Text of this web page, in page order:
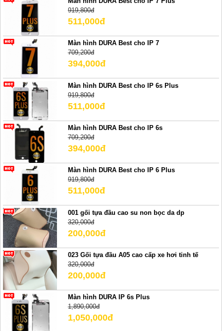
919,800đ
511,000đ
Màn hình DURA Best cho IP 7
709,200đ
394,000đ
Màn hình DURA Best cho IP 6s Plus
919,800đ
511,000đ
Màn hình DURA Best cho IP 6s
709,200đ
394,000đ
Màn hình DURA Best cho IP 6 Plus
919,800đ
511,000đ
001 gối tựa đầu cao su non bọc da dp
320,000đ
200,000đ
023 Gối tựa đầu A05 cao cấp xe hơi tinh tế
320,000đ
200,000đ
Màn hình DURA IP 6s Plus
1,890,000đ
1,050,000đ